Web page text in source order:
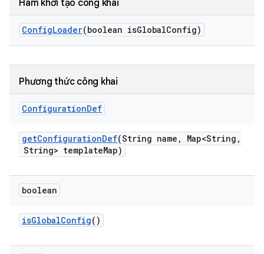
Hàm khởi tạo công khai
ConfigLoader(boolean isGlobalConfig)
Phương thức công khai
ConfigurationDef
getConfigurationDef(String name , Map<String ,
String> templateMap)
boolean
isGlobalConfig()